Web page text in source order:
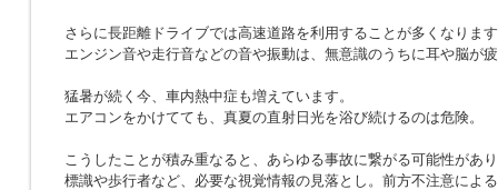
さらに長距離ドライブでは高速道路を利用することが多くなりま
エンジン音や走行音などの音や振動は、無意識のうちに耳や脳が
猛暑が続く今、車内熱中症も増えています。
エアコンをかけてても、真夏の直射日光を浴び続けるのは危険。
こうしたことが積み重なると、あらゆる事故に繋がる可能性があ
標識や歩行者など、必要な視覚情報の見落とし。前方不注意によ